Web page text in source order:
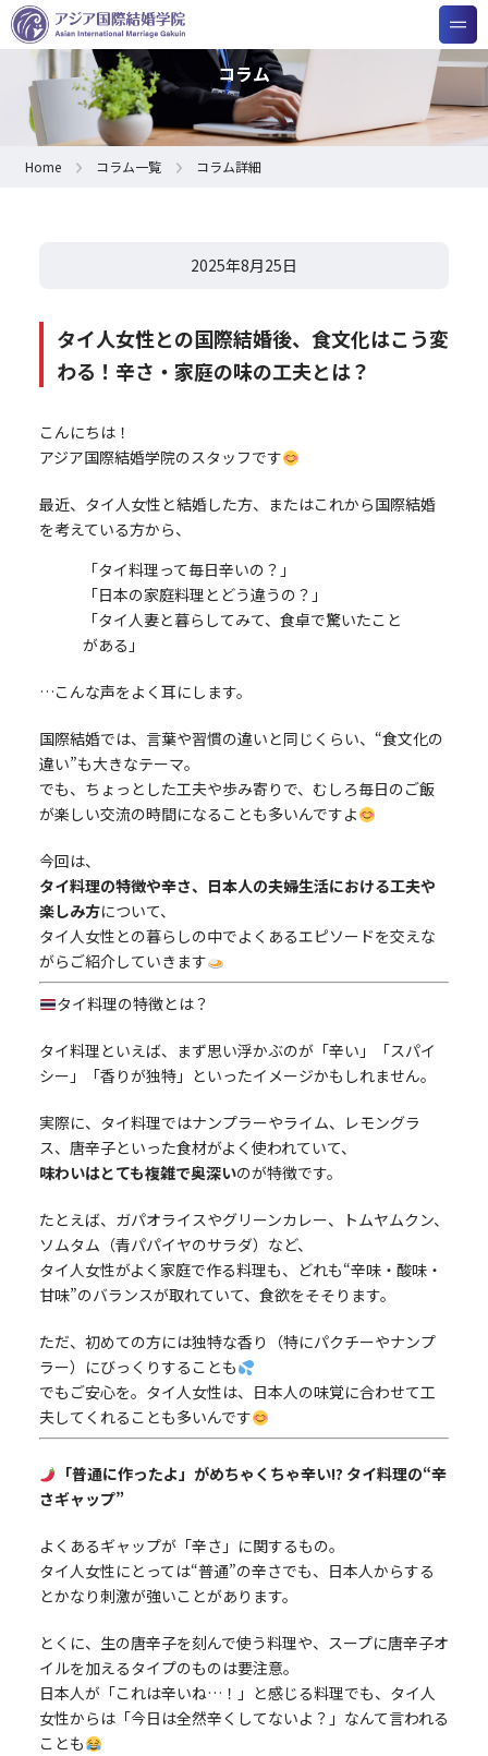
コラム
Home コラム一覧 コラム詳細
2025年8月25日
タイ人女性との国際結婚後、食文化はこう変
わる！辛さ・家庭の味の工夫とは？
こんにちは！
アジア国際結婚学院のスタッフです
最近、タイ人女性と結婚した方、またはこれから国際結婚
を考えている方から、
「タイ料理って毎日辛いの？」
「日本の家庭料理とどう違うの？」
「タイ人妻と暮らしてみて、食卓で驚いたこと
がある」
…こんな声をよく耳にします。
国際結婚では、言葉や習慣の違いと同じくらい、“食文化の
違い”も大きなテーマ。
でも、ちょっとした工夫や歩み寄りで、むしろ毎日のご飯
が楽しい交流の時間になることも多いんですよ
今回は、
タイ料理の特徴や辛さ、日本人の夫婦生活における工夫や
楽しみ方について、
タイ人女性との暮らしの中でよくあるエピソードを交えな
がらご紹介していきます
タイ料理の特徴とは？
タイ料理といえば、まず思い浮かぶのが「辛い」「スパイ
シー」「香りが独特」といったイメージかもしれません。
実際に、タイ料理ではナンプラーやライム、レモングラ
ス、唐辛子といった食材がよく使われていて、
味わいはとても複雑で奥深いのが特徴です。
たとえば、ガパオライスやグリーンカレー、トムヤムクン、
ソムタム（青パパイヤのサラダ）など、
タイ人女性がよく家庭で作る料理も、どれも“辛味・酸味・
甘味”のバランスが取れていて、食欲をそそります。
ただ、初めての方には独特な香り（特にパクチーやナンプ
ラー）にびっくりすることも
でもご安心を。タイ人女性は、日本人の味覚に合わせて工
夫してくれることも多いんです
「普通に作ったよ」がめちゃくちゃ辛い!? タイ料理の“辛
さギャップ”
よくあるギャップが「辛さ」に関するもの。
タイ人女性にとっては“普通”の辛さでも、日本人からする
とかなり刺激が強いことがあります。
とくに、生の唐辛子を刻んで使う料理や、スープに唐辛子オ
イルを加えるタイプのものは要注意。
日本人が「これは辛いね…！」と感じる料理でも、タイ人
女性からは「今日は全然辛くしてないよ？」なんて言われる
ことも